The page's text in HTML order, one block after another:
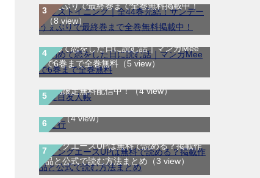
うぇぶりで最終巻まで全巻無料掲載中！
（8 view）
初めて恋をした日に読む話｜マンガMee
で6巻まで全巻無料 （5 view）
夏目友人帳｜最新刊30巻！マンガParkで
期間限定無料配信中！（4 view）
ま行（4 view）
ヤングエースUPは無料で読める？掲載作
品と公式で読む方法まとめ （3 view）